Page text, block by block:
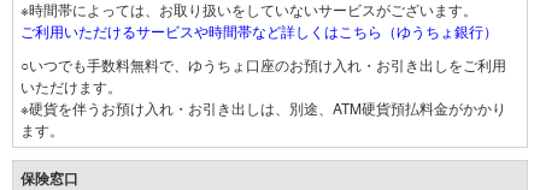
※時間帯によっては、お取り扱いをしていないサービスがございます。
ご利用いただけるサービスや時間帯など詳しくはこちら（ゆうちょ銀行）
○いつでも手数料無料で、ゆうちょ口座のお預け入れ・お引き出しをご利用
いただけます。
※硬貨を伴うお預け入れ・お引き出しは、別途、ATM硬貨預払料金がかかり
ます。
保険窓口